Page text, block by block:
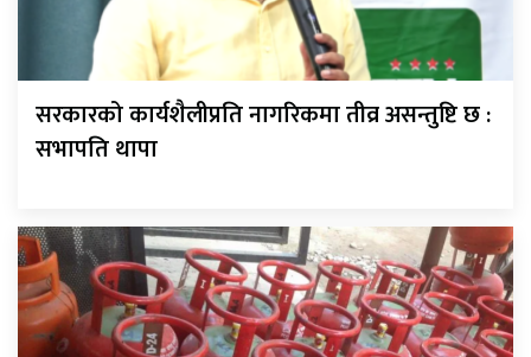
सरकारको कार्यशैलीप्रति नागरिकमा तीव्र असन्तुष्टि छ :
सभापति थापा